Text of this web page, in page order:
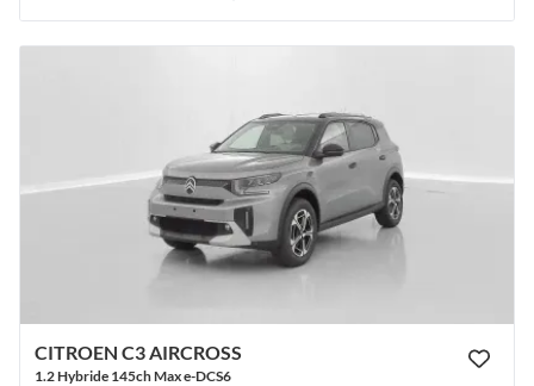
CITROEN C3 AIRCROSS
1.2 Hybride 145ch Max e-DCS6